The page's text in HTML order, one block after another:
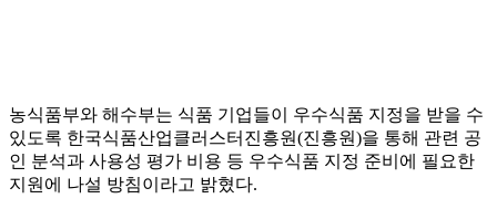
농식품부와 해수부는 식품 기업들이 우수식품 지정을 받을 수
있도록 한국식품산업클러스터진흥원(진흥원)을 통해 관련 공
인 분석과 사용성 평가 비용 등 우수식품 지정 준비에 필요한
지원에 나설 방침이라고 밝혔다.